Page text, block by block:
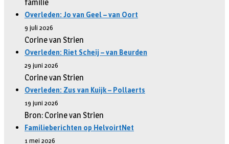
familie
Overleden: Jo van Geel – van Oort
9 juli 2026
Corine van Strien
Overleden: Riet Scheij – van Beurden
29 juni 2026
Corine van Strien
Overleden: Zus van Kuijk – Pollaerts
19 juni 2026
Bron: Corine van Strien
Familieberichten op HelvoirtNet
1 mei 2026